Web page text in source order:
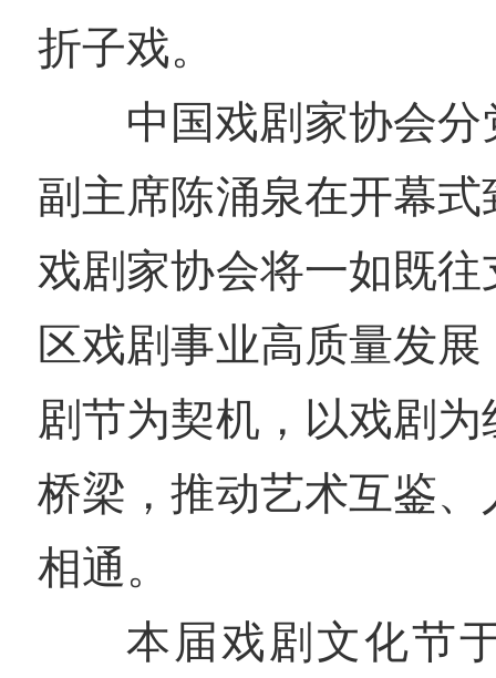
折子戏。
中国戏剧家协会
副主席陈涌泉在开幕
戏剧家协会将一如既
区戏剧事业高质量发
剧节为契机，以戏剧
桥梁，推动艺术互鉴
相通。
本届戏剧文化节